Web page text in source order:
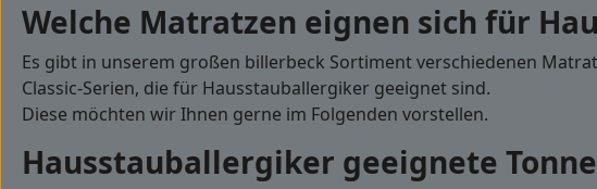
Welche Matratzen eignen sich für
Es gibt in unserem großen billerbeck Sortiment verschiedenen
Classic-Serien, die für Hausstauballergiker geeignet sind.
Diese möchten wir Ihnen gerne im Folgenden vorstellen.
Hausstauballergiker geeignete